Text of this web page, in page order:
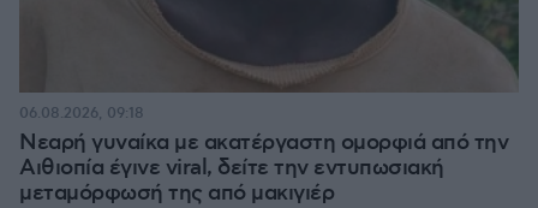
Νεαρή γυναίκα με ακατέργαστη ομορφιά από την
Αιθιοπία έγινε viral, δείτε την εντυπωσιακή
μεταμόρφωσή της από μακιγιέρ
06.08.2026, 09:18